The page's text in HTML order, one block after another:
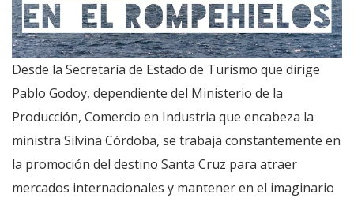
Desde la Secretaría de Estado de Turismo que dirige
Pablo Godoy, dependiente del Ministerio de la
Producción, Comercio en Industria que encabeza la
ministra Silvina Córdoba, se trabaja constantemente en
la promoción del destino Santa Cruz para atraer
mercados internacionales y mantener en el imaginario